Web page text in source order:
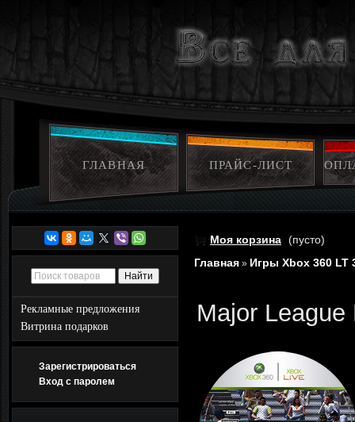
ГЛАВНАЯ ПРАЙС-ЛИСТ
Рекламные предложения
Витрина подарков
Зарегистрироваться
Вход с паролем
Моя корзина (пусто)
Главная » Игры Xbox 360 LT
Major